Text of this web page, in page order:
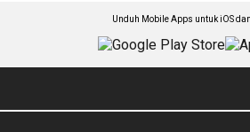
Unduh Mobile Apps untuk iOS